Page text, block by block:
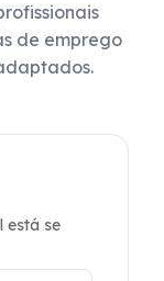
de emprego
está se